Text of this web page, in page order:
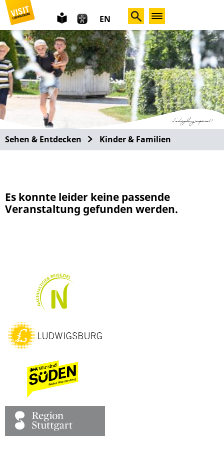
leichte
Sprache
EN
Sehen & Entdecken Kinder & Familien
Es konnte leider keine passende
Veranstaltung gefunden werden.